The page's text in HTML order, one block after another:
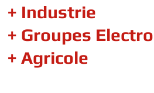
+ Industrie
+ Groupes
+ Agricole